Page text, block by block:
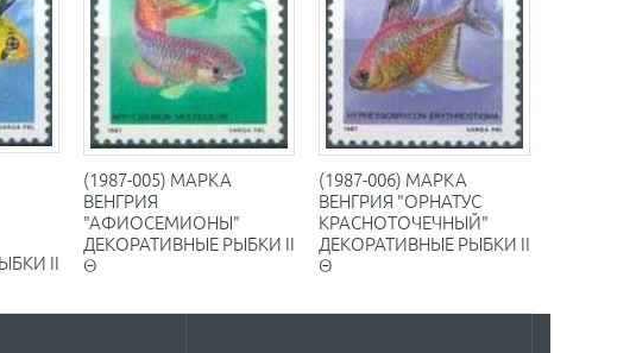
II
(1987-005) МАРКА
ВЕНГРИЯ
"АФИОСЕМИОНЫ"
ДЕКОРАТИВНЫЕ РЫБКИ II
Θ
(1987-006) МАРКА
ВЕНГРИЯ "ОРНАТУС
КРАСНОТОЧЕЧНЫЙ"
ДЕКОРАТИВНЫЕ РЫБКИ II
Θ